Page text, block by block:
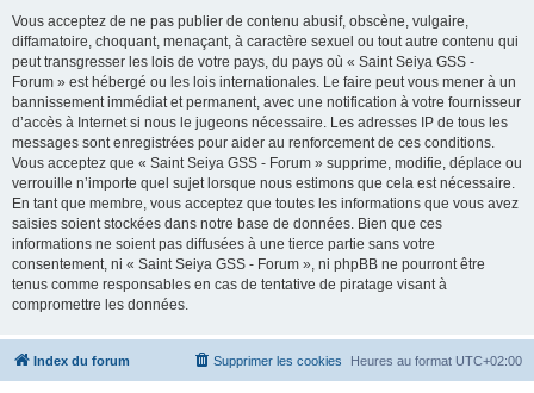
Vous acceptez de ne pas publier de contenu abusif, obscène, vulgaire,
diffamatoire, choquant, menaçant, à caractère sexuel ou tout autre contenu qui
peut transgresser les lois de votre pays, du pays où « Saint Seiya GSS -
Forum » est hébergé ou les lois internationales. Le faire peut vous mener à un
bannissement immédiat et permanent, avec une notification à votre fournisseur
d’accès à Internet si nous le jugeons nécessaire. Les adresses IP de tous les
messages sont enregistrées pour aider au renforcement de ces conditions.
Vous acceptez que « Saint Seiya GSS - Forum » supprime, modifie, déplace ou
verrouille n’importe quel sujet lorsque nous estimons que cela est nécessaire.
En tant que membre, vous acceptez que toutes les informations que vous avez
saisies soient stockées dans notre base de données. Bien que ces
informations ne soient pas diffusées à une tierce partie sans votre
consentement, ni « Saint Seiya GSS - Forum », ni phpBB ne pourront être
tenus comme responsables en cas de tentative de piratage visant à
compromettre les données.
Index du forum Heures au format UTC+02:00
Supprimer les cookies